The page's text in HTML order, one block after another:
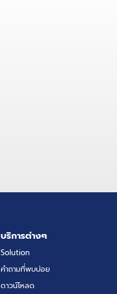
บริการต่างๆ
Solution
คำถามที่พบบ่อย
ดาวน์โหลด